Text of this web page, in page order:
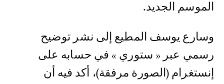
الموسم الجديد.
وسارع يوسف المطيع إلى نشر توضيح
رسمي عبر « ستوري » في حسابه على
إنستغرام (الصورة مرفقة)، أكد فيه أن